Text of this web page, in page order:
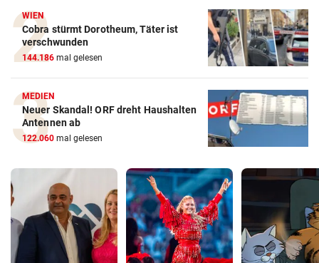
WIEN
Cobra stürmt Dorotheum, Täter ist
verschwunden
144.186 mal gelesen
MEDIEN
Neuer Skandal! ORF dreht Haushalten
Antennen ab
122.060 mal gelesen